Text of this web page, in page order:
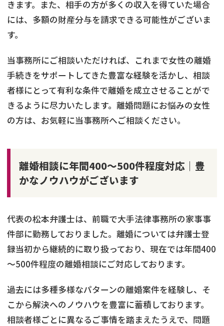
きます。また、相手の方が多くの収入を得ていた場合
には、多額の財産分与を請求できる可能性がございま
す。
当事務所にご相談いただければ、これまで女性の離婚
手続きをサポートしてきた豊富な経験を活かし、相談
者様にとって有利な条件で離婚を成立させることがで
きるように尽力いたします。離婚問題にお悩みの女性
の方は、お気軽に当事務所へご相談ください。
離婚相談に年間400～500件程度対応｜豊
かなノウハウがございます
代表の松本弁護士は、前職で大手法律事務所の家事事
件部に勤務しておりました。離婚については弁護士登
録当初から継続的に取り扱っており、現在では年間400
～500件程度の離婚相談にご対応しております。
過去には多種多様なパターンの離婚案件を経験し、そ
こから解決へのノウハウを豊富に蓄積しております。
相談者様ごとに異なるご事情を踏まえたうえで、問題